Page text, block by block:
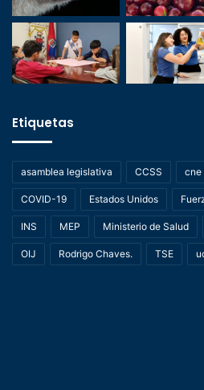
Etiquetas
asamblea legislativa CCSS cne
COVID-19 Estados Unidos
INS MEP Ministerio de Salud
OIJ Rodrigo Chaves. TSE